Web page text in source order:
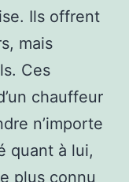
Ils offrent
mais
Ces
chauffeur
n’importe
quant à lui,
plus connu